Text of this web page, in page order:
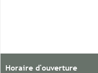
Horaire d'ouverture